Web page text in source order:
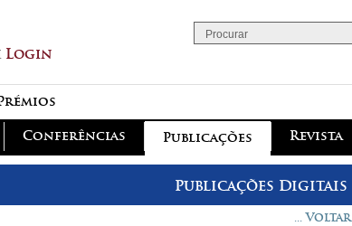
Login
Formulário de procura
Revista
Publicações
Conferências
Publicações Digitais
... Voltar